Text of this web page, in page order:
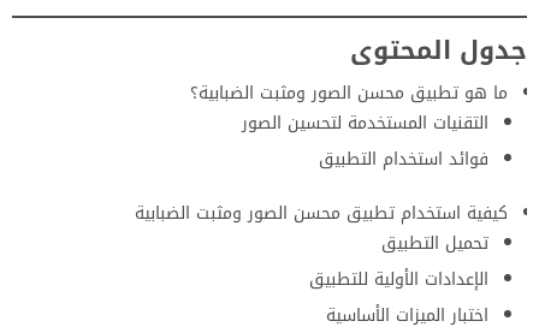
جدول المحتوى
ما هو تطبيق محسن الصور ومثبت الضبابية؟
التقنيات المستخدمة لتحسين الصور
فوائد استخدام التطبيق
كيفية استخدام تطبيق محسن الصور ومثبت الضبابية
تحميل التطبيق
الإعدادات الأولية للتطبيق
اختبار الميزات الأساسية